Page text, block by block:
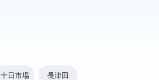
十日市場 長津田